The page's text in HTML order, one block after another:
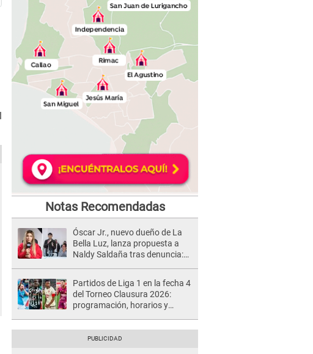
Notas Recomendadas
Óscar Jr., nuevo dueño de La
Bella Luz, lanza propuesta a
Naldy Saldaña tras denuncia:
Partidos de Liga 1 en la fecha 4
del Torneo Clausura 2026:
programación, horarios y